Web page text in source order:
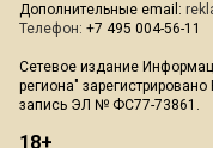
Дополнительные email:
Телефон: +7 495 004-56-11
Сетевое издание
региона"
запись ЭЛ № ФС77-73861.
18+